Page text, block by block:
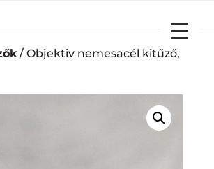
/ Objektiv nemesacél kitűző,
CART